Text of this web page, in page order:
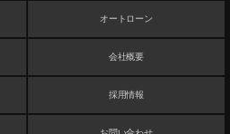
オートローン
会社概要
採用情報